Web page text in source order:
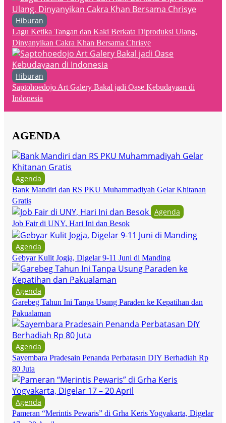
Hiburan
Lagu Ketika Tangan dan Kaki Berkata Diproduksi Ulang,
Dinyanyikan Cakra Khan Bersama Chrisye
Hiburan
Saptohoedojo Art Galery Bakal jadi Oase Kebudayaan di
Indonesia
AGENDA
Agenda
Bank Mandiri dan RS PKU Muhammadiyah Gelar Khitanan
Gratis
Agenda
Job Fair di UNY, Hari Ini dan Besok
Agenda
Gebyar Kulit Jogja, Digelar 9-11 Juni di Manding
Agenda
Garebeg Tahun Ini Tanpa Usung Paraden ke Kepatihan dan
Pakualaman
Agenda
Sayembara Pradesain Penanda Perbatasan DIY Berhadiah Rp
80 Juta
Agenda
Pameran “Merintis Pewaris” di Grha Keris Yogyakarta, Digelar